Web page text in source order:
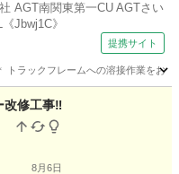
AGT南関東第一CU AGTさい
Jbwj1C》
提携サイト
トラックフレームへの溶接作業を
改修工事‼️
8月6日